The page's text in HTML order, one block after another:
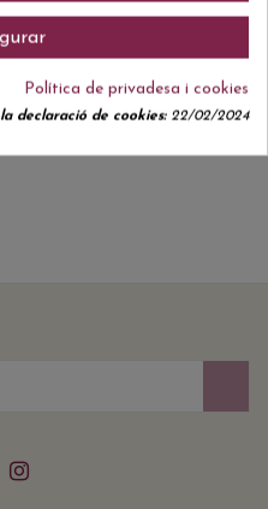
de clients.
Política de privadesa i cookies
declaració de cookies:22/02/2024